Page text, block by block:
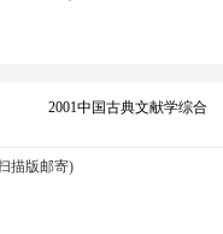
2001中国古典文献学综合
描版邮寄)